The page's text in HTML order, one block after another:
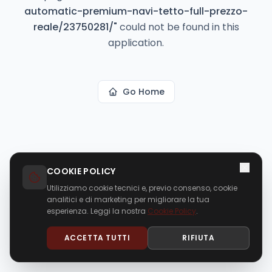
automatic-premium-navi-tetto-full-prezzo-
reale/23750281/" could not be found in this
application.
Go Home
COOKIE POLICY
Utilizziamo cookie tecnici e, previo consenso, cookie
analitici e di marketing per migliorare la tua
esperienza. Leggi la nostra Cookie Policy.
ACCETTA TUTTI RIFIUTA